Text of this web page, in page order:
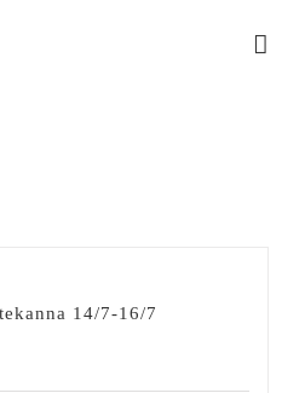
14/7-16/7